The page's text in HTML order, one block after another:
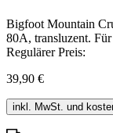
Bigfoot Mountain
80A, transluzent.
Regulärer Preis:
39,90 €
inkl. MwSt. und